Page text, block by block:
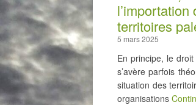
territoires
5 mars 2025
En principe, le
s’avère parfois
situation des
organisations